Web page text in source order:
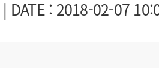
| DATE : 2018-02-07